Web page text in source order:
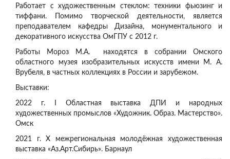
Работает с художественным стеклом: техники фьюзинг и
тиффани. Помимо творческой деятельности, является
преподавателем кафедры Дизайна, монументального и
декоративного искусства ОмГПУ с 2012 г.
Работы Мороз М.А. находятся в собрании Омского
областного музея изобразительных искусств имени М. А.
Врубеля, в частных коллекциях в России и зарубежом.
Выставки:
2022 г. I Областная выставка ДПИ и народных
художественных промыслов «Художник. Образ. Мастерство».
Омск
2021 г. Х межрегиональная молодёжная художественная
выставка «Аз.Арт.Сибирь». Барнаул